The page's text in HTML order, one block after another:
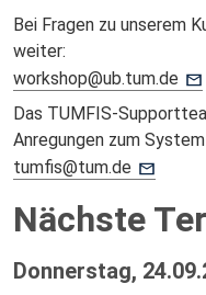
Bei Fragen zu unserem
weiter:
workshop@ub.tum.de
Das TUMFIS-
Anregungen zum
tumfis@tum.de
Nächste
Donnerstag,